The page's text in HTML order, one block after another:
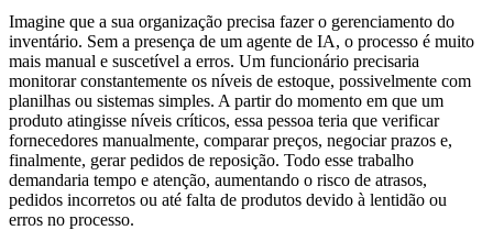
Imagine que a sua organização precisa fazer o gerenciamento do
inventário. Sem a presença de um agente de IA, o processo é muito
mais manual e suscetível a erros. Um funcionário precisaria
monitorar constantemente os níveis de estoque, possivelmente com
planilhas ou sistemas simples. A partir do momento em que um
produto atingisse níveis críticos, essa pessoa teria que verificar
fornecedores manualmente, comparar preços, negociar prazos e,
finalmente, gerar pedidos de reposição. Todo esse trabalho
demandaria tempo e atenção, aumentando o risco de atrasos,
pedidos incorretos ou até falta de produtos devido à lentidão ou
erros no processo.